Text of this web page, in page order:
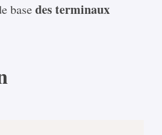
basedes terminaux